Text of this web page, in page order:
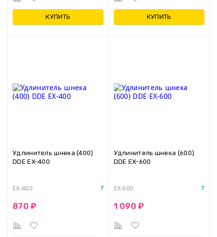
КУПИТЬ КУПИТЬ
Удлинитель шнека (400)
DDE EX-400
EX-400
870 ₽
Удлинитель шнека (600)
DDE EX-600
EX-600
1 090 ₽